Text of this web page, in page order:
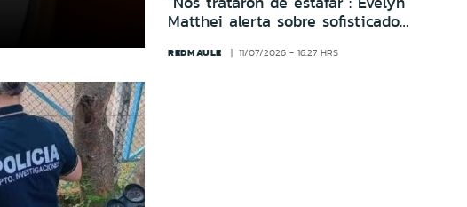
Matthei alerta sobre sofisticado
REDMAULE 11/07/2026 - 16:27 HRS